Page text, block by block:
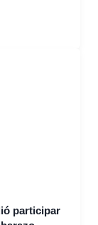
participar